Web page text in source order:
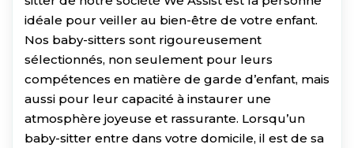
idéale pour veiller au bien-être de votre enfant.
Nos baby-sitters sont rigoureusement
sélectionnés, non seulement pour leurs
compétences en matière de garde d’enfant, mais
aussi pour leur capacité à instaurer une
atmosphère joyeuse et rassurante. Lorsqu’un
baby-sitter entre dans votre domicile, il est de sa